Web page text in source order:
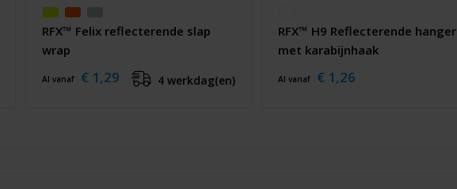
RFX™ Felix reflecterende slap
wrap
Al vanaf € 1,29 4 werkdag(en)
RFX™ H9 Reflecterende hanger
met karabijnhaak
Al vanaf € 1,26